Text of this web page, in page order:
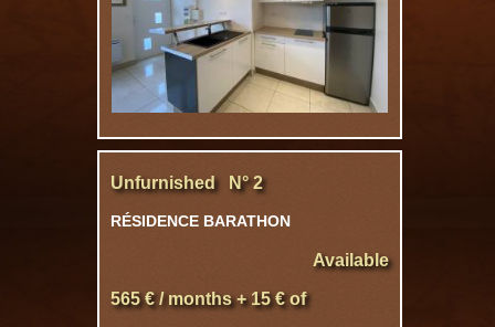
Unfurnished N° 2
RÉSIDENCE BARATHON
Available
565 € / months + 15 € of